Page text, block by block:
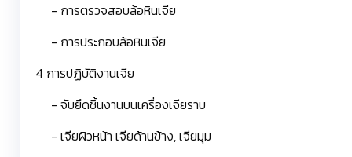
- การตรวจสอบล้อหินเจีย
- การประกอบล้อหินเจีย
4 การปฏิบัติงานเจีย
- จับยึดชิ้นงานบนเครื่องเจียราบ
- เจียผิวหน้า เจียด้านข้าง, เจียมุม